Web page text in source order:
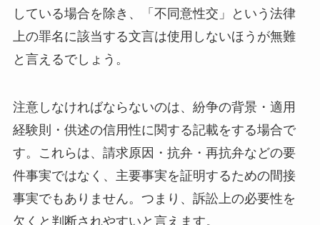
している場合を除き、「不同意性交」という法律
上の罪名に該当する文言は使用しないほうが無難
と言えるでしょう。
注意しなければならないのは、紛争の背景・適用
経験則・供述の信用性に関する記載をする場合で
す。これらは、請求原因・抗弁・再抗弁などの要
件事実ではなく、主要事実を証明するための間接
事実でもありません。つまり、訴訟上の必要性を
欠くと判断されやすいと言えます。